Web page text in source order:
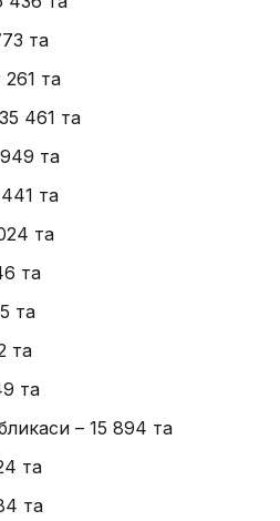
та
261 та
461 та
та
та
та
та
та
та
та
– 15 894 та
та
та